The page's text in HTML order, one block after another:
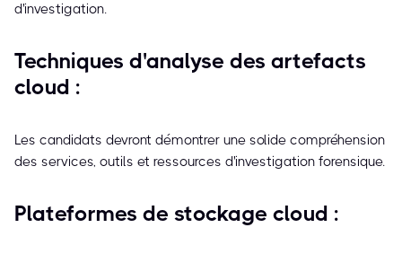
d'investigation.
Techniques d'analyse des artefacts
cloud :
Les candidats devront démontrer une solide compréhension
des services, outils et ressources d'investigation forensique.
Plateformes de stockage cloud :